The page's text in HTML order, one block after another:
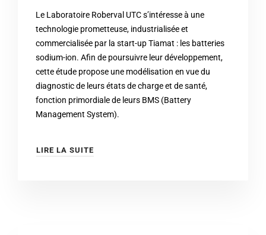
Le Laboratoire Roberval UTC s’intéresse à une
technologie prometteuse, industrialisée et
commercialisée par la start-up Tiamat : les batteries
sodium-ion. Afin de poursuivre leur développement,
cette étude propose une modélisation en vue du
diagnostic de leurs états de charge et de santé,
fonction primordiale de leurs BMS (Battery
Management System).
LIRE LA SUITE